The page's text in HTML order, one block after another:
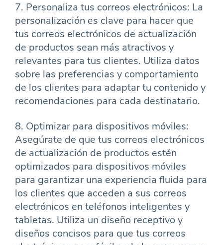
7. Personaliza tus correos electrónicos: La
personalización es clave para hacer que
tus correos electrónicos de actualización
de productos sean más atractivos y
relevantes para tus clientes. Utiliza datos
sobre las preferencias y comportamiento
de los clientes para adaptar tu contenido y
recomendaciones para cada destinatario.
8. Optimizar para dispositivos móviles:
Asegúrate de que tus correos electrónicos
de actualización de productos estén
optimizados para dispositivos móviles
para garantizar una experiencia fluida para
los clientes que acceden a sus correos
electrónicos en teléfonos inteligentes y
tabletas. Utiliza un diseño receptivo y
diseños concisos para que tus correos